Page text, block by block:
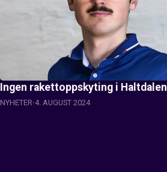
Ingen rakettoppskyting i Haltdalen
NYHETER 4. AUGUST 2024